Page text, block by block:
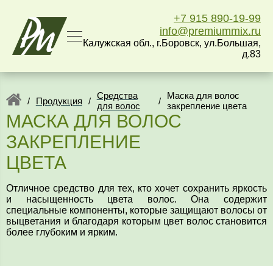
+7 915 890-19-99
info@premiummix.ru
Калужская обл., г.Боровск, ул.Большая,
д.83
/ Продукция /
Средства
для волос
/
Маска для волос
закрепление цвета
МАСКА ДЛЯ ВОЛОС
ЗАКРЕПЛЕНИЕ
ЦВЕТА
Отличное средство для тех, кто хочет сохранить яркость
и насыщенность цвета волос. Она содержит
специальные компоненты, которые защищают волосы от
выцветания и благодаря которым цвет волос становится
более глубоким и ярким.